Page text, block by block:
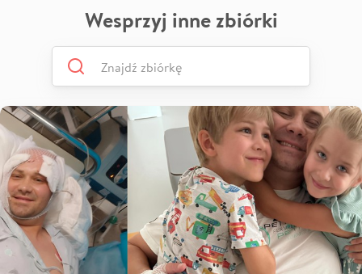
Wesprzyj inne zbiórki